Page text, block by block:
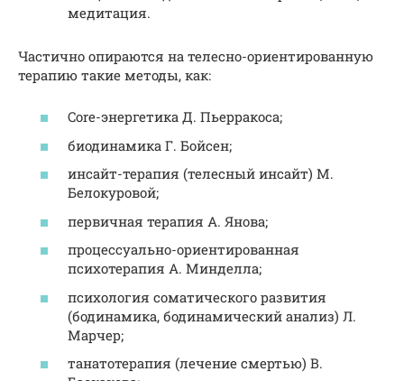
медитация.
Частично опираются на телесно-ориентированную
терапию такие методы, как:
Core-энергетика Д. Пьерракоса;
биодинамика Г. Бойсен;
инсайт-терапия (телесный инсайт) М.
Белокуровой;
первичная терапия А. Янова;
процессуально-ориентированная
психотерапия А. Минделла;
психология соматического развития
(бодинамика, бодинамический анализ) Л.
Марчер;
танатотерапия (лечение смертью) В.